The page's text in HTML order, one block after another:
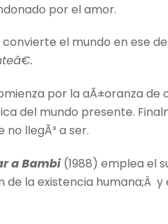
por el amor.
el mundo en ese
por la aÃ±oranza
del mundo presente.
llegÃ³ a ser.
a Bambi (1988) emplea el
de la existencia humana;Â